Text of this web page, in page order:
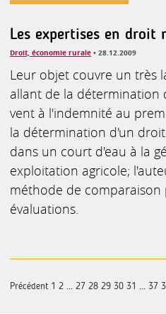
Les expertises en droit
Droit, économie rurale • 28.12.2009
Leur objet couvre un très
allant de la détermination
vent à l'indemnité au
la détermination d'un
dans un court d'eau à la
exploitation agricole;
méthode de comparaison
évaluations.
Précédent 1 2 ... 27 28 29 30 31 ... 37